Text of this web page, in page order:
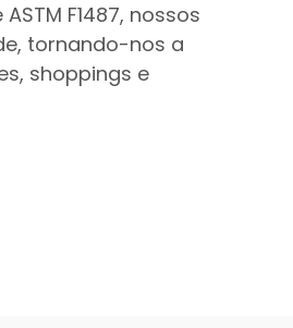
F1487, nossos
tornando-nos a
shoppings e